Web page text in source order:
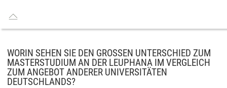
WORIN SEHEN SIE DEN GROSSEN UNTERSCHIED ZUM M
ASTERSTUDIUM AN DER LEUPHANA IM VERGLEICH Z
UM ANGEBOT ANDERER UNIVERSITÄTEN D
EUTSCHLANDS?